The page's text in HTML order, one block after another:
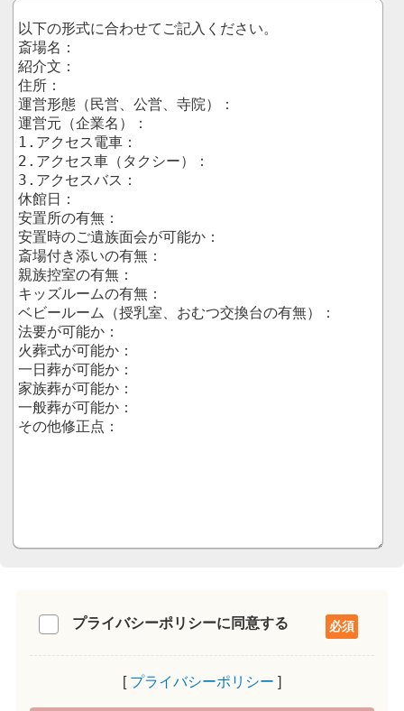
プライバシーポリシーに同意する
プライバシーポリシー